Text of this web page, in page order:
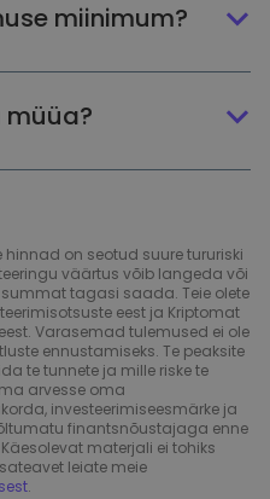
miinimum?
müüa?
on seotud suure tururiski
väärtus võib langeda või
tagasi saada. Teie olete
eest ja Kriptomat
Varasemad tulemused ei ole
ennustamiseks. Te peaksite
te tunnete ja mille riske te
arvesse oma
investeerimiseesmärke ja
finantsnõustajaga enne
materjali ei tohiks
leiate meie
.